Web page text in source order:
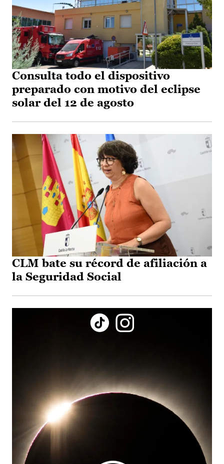
Consulta todo el dispositivo
preparado con motivo del eclipse
solar del 12 de agosto
CLM bate su récord de afiliación a
la Seguridad Social